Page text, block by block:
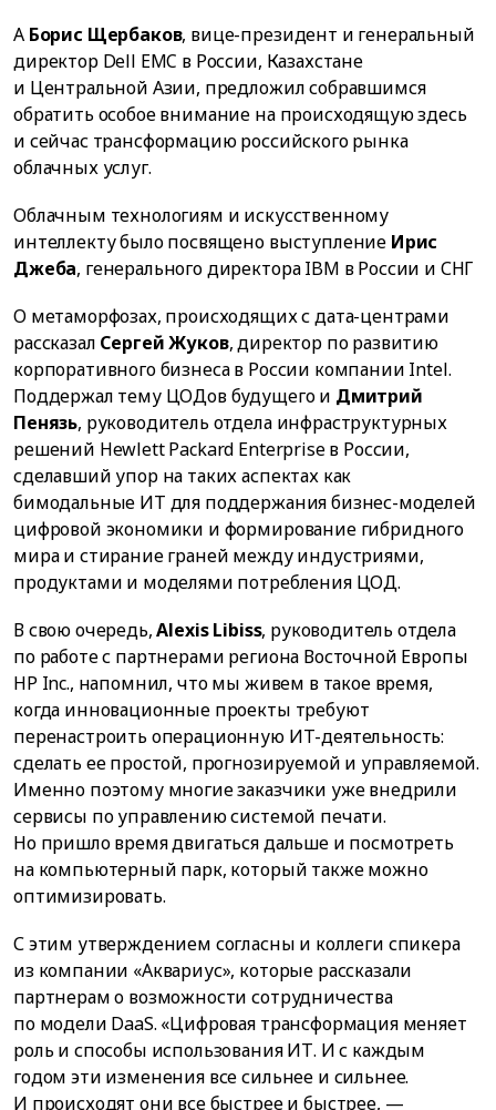
А Борис Щербаков, вице-президент и генеральный
директор Dell EMC в России, Казахстане
и Центральной Азии, предложил собравшимся
обратить особое внимание на происходящую здесь
и сейчас трансформацию российского рынка
облачных услуг.
Облачным технологиям и искусственному
интеллекту было посвящено выступление Ирис
Джеба, генерального директора IBM в России и СНГ
О метаморфозах, происходящих с дата-центрами
рассказал Сергей Жуков, директор по развитию
корпоративного бизнеса в России компании Intel.
Поддержал тему ЦОДов будущего и Дмитрий
Пенязь, руководитель отдела инфраструктурных
решений Hewlett Packard Enterprise в России,
сделавший упор на таких аспектах как
бимодальные ИТ для поддержания бизнес-моделей
цифровой экономики и формирование гибридного
мира и стирание граней между индустриями,
продуктами и моделями потребления ЦОД.
В свою очередь,Alexis Libiss, руководитель отдела
по работе с партнерами региона Восточной Европы
HP Inc., напомнил, что мы живем в такое время,
когда инновационные проекты требуют
перенастроить операционную ИТ-деятельность:
сделать ее простой, прогнозируемой и управляемой.
Именно поэтому многие заказчики уже внедрили
сервисы по управлению системой печати.
Но пришло время двигаться дальше и посмотреть
на компьютерный парк, который также можно
оптимизировать.
С этим утверждением согласны и коллеги спикера
из компании «Аквариус», которые рассказали
партнерам о возможности сотрудничества
по модели DaaS. «Цифровая трансформация меняет
роль и способы использования ИТ. И с каждым
годом эти изменения все сильнее и сильнее.
И происходят они все быстрее и быстрее, —